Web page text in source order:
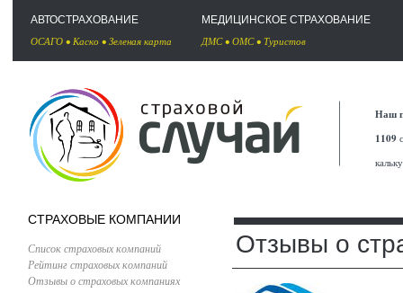
АВТОСТРАХОВАНИЕ
ОСАГО • Каско • Зеленая карта
МЕДИЦИНСКОЕ СТРАХОВАНИЕ
ДМС• ОМС• Туристов
Наш
1109
СТРАХОВЫЕ КОМПАНИИ
Список страховых компаний
Рейтинг страховых компаний
Отзывы о страховых компаниях
Отзывы о